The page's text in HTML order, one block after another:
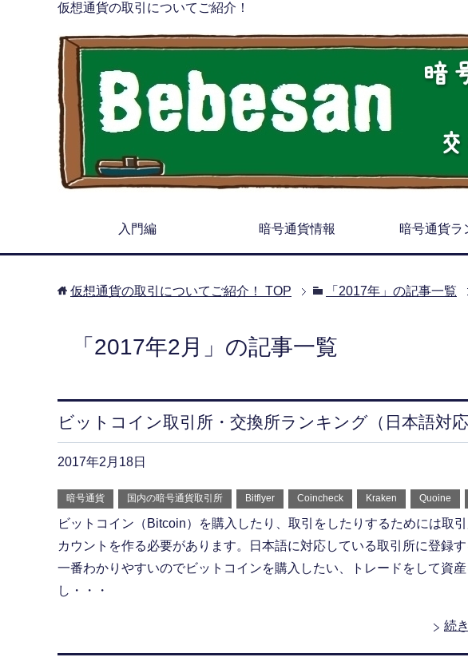
仮想通貨の取引についてご紹介！
入門編 暗号通貨情報 暗号通貨ラ
仮想通貨の取引についてご紹介！ TOP 「2017年」の記事一覧
「2017年2月」の記事一覧
ビットコイン取引所・交換所ランキング（日本語対応
2017年2月18日
暗号通貨 国内の暗号通貨取引所 Bitflyer Coincheck Kraken Quoine
ビットコイン（Bitcoin）を購入したり、取引をしたりするためには取
カウントを作る必要があります。日本語に対応している取引所に登録
一番わかりやすいのでビットコインを購入したい、トレードをして資
し・・・
続